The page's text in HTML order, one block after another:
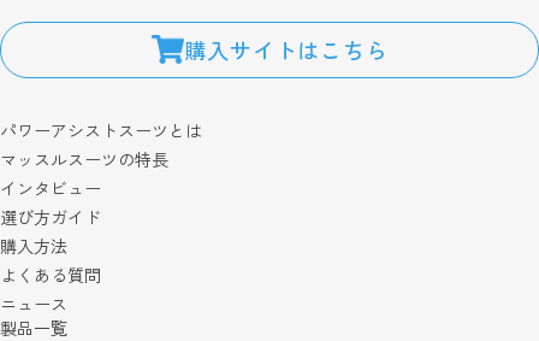
購入サイトはこちら
パワーアシストスーツとは
マッスルスーツの特長
インタビュー
選び方ガイド
購入方法
よくある質問
ニュース
製品一覧